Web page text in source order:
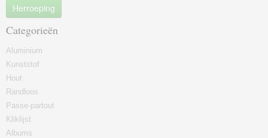
Herroeping
Categorieën
Aluminium
Kunststof
Hout
Randloos
Passe-partout
Kliklijst
Albums